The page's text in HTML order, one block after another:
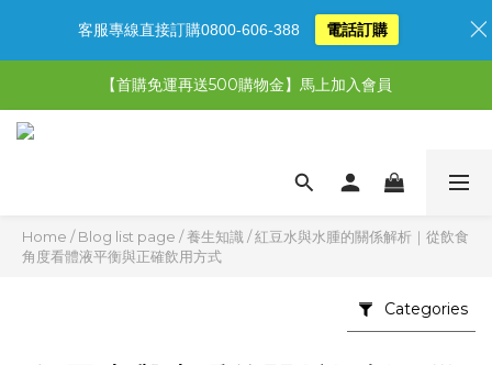
【限時特惠】全館滿1,000送500購物金！
【限時特惠】超值5選3，最高現省1,770元
【首購免運再送500購物金】馬上加入會員
Home /Blog list page /養生知識 /紅豆水與水腫的關係解析｜從飲食
角度看體液平衡與正確飲用方式
Categories
客服專線直接訂購0800-606-388 電話訂購